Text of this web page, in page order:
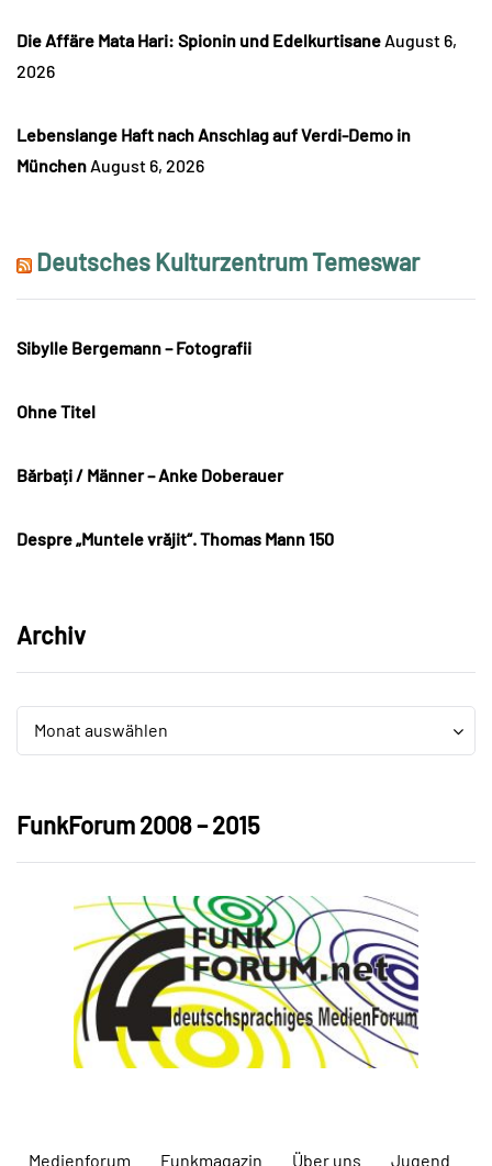
Die Affäre Mata Hari: Spionin und Edelkurtisane August 6,
2026
Lebenslange Haft nach Anschlag auf Verdi-Demo in
München August 6, 2026
Deutsches Kulturzentrum Temeswar
Sibylle Bergemann – Fotografii
Ohne Titel
Bărbați / Männer – Anke Doberauer
Despre „Muntele vrăjit“. Thomas Mann 150
Archiv
Archiv
Monat auswählen
Archiv
FunkForum 2008 – 2015
Medienforum Funkmagazin Über uns Jugend